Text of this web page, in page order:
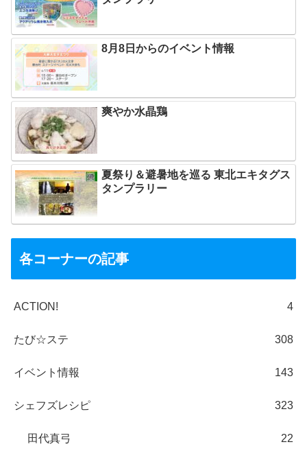
8月8日からのイベント情報
爽やか水晶鶏
夏祭り＆避暑地を巡る 東北エキタグス
タンプラリー
各コーナーの記事
ACTION! 4
たび☆ステ 308
イベント情報 143
シェフズレシピ 323
田代真弓 22